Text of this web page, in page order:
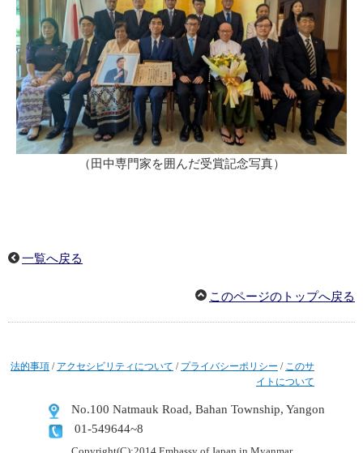
（田中専門家を囲んだ受賞記念写真）
一覧へ戻る
このページのトップへ戻る
法的事項 / アクセシビリティについて / プライバシーポリシー / このサ
イトについて
No.100 Natmauk Road, Bahan Township, Yangon
01-549644~8